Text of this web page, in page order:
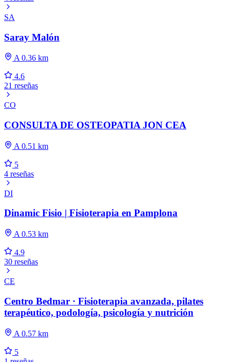
SA
Saray Malón
A 0.36 km
4.6
21 reseñas
CO
CONSULTA DE OSTEOPATIA JON CEA
A 0.51 km
5
4 reseñas
DI
Dinamic Fisio | Fisioterapia en Pamplona
A 0.53 km
4.9
30 reseñas
CE
Centro Bedmar · Fisioterapia avanzada, pilates
terapéutico, podología, psicología y nutrición
A 0.57 km
5